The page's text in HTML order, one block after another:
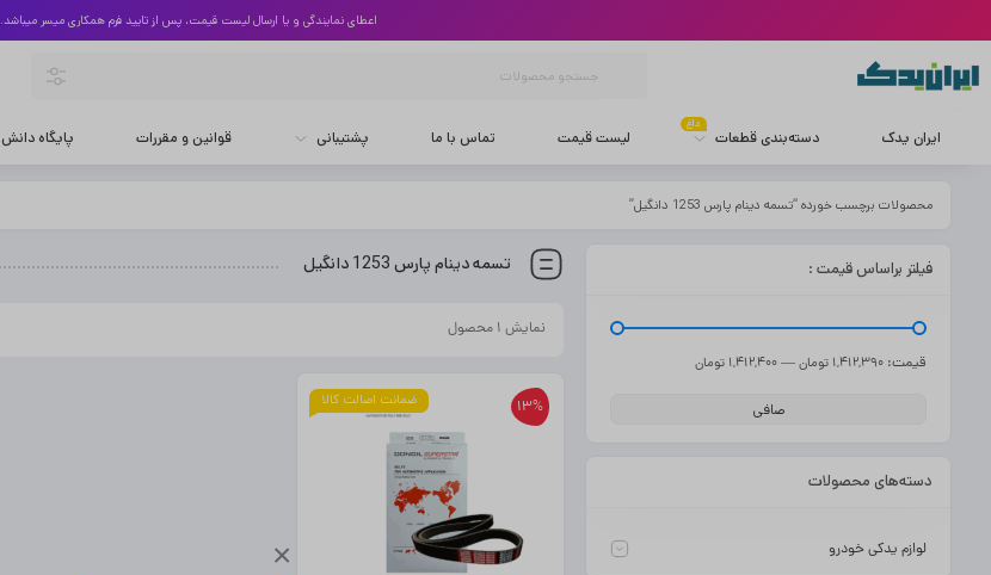
×
اعطای نمایندگی و یا ارسال لیست قیمت، پس از تایید فرم همکاری میسر میباشد.
ایران یدک دسته‌بندی قطعات
داغ
لیست قیمت تماس با ما پشتیبانی قوانین و مقررات پایگاه دانش
محصولات برچسب خورده “تسمه دینام پارس 1253 دانگیل”
تسمه دینام پارس 1253 دانگیل
نمایش ۱ محصول
ضمانت اصالت کالا 13%
فیلتر براساس قیمت :
صافی
قيمت: 1,412,390 تومان —1,412,400 تومان
دسته‌های محصولات
لوازم یدکی خودرو